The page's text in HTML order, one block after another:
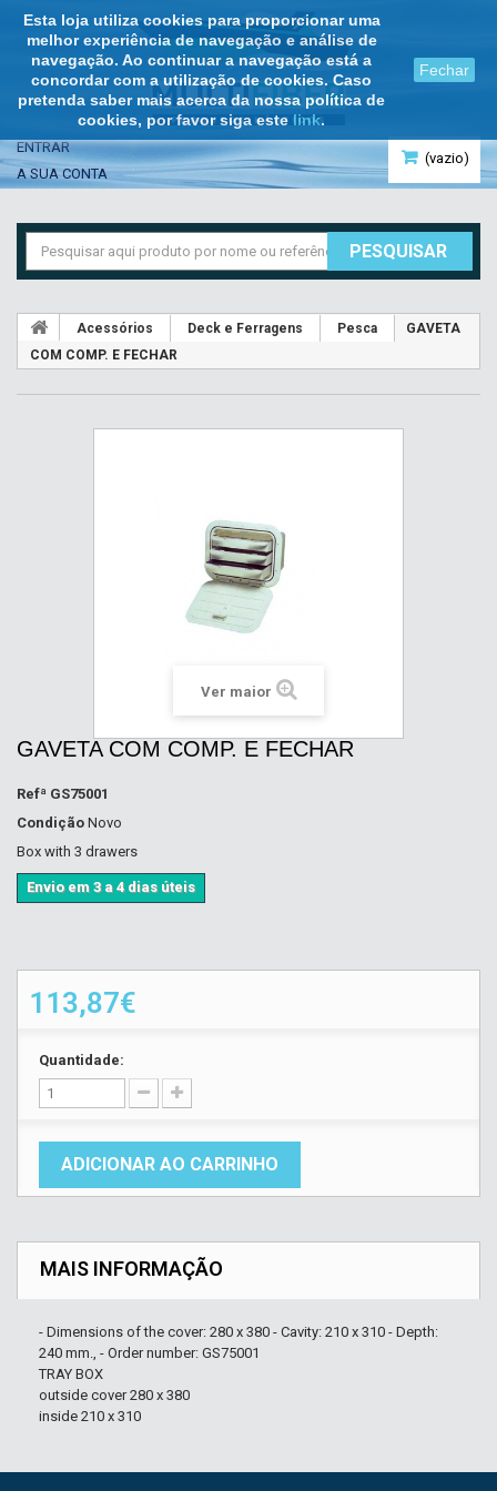
Esta loja utiliza cookies para proporcionar uma
melhor experiência de navegação e análise de
navegação. Ao continuar a navegação está a
concordar com a utilização de cookies. Caso
pretenda saber mais acerca da nossa política de
cookies, por favor siga este link.
Fechar
(vazio)
ENTRAR
A SUA CONTA
PESQUISAR
Acessórios Deck e Ferragens Pesca
GAVETA
COM COMP. E FECHAR
Ver maior
GAVETA COM COMP. E FECHAR
Refª GS75001
Condição Novo
Box with 3 drawers
Envio em 3 a 4 dias úteis
113,87€
Quantidade:
ADICIONAR AO CARRINHO
MAIS INFORMAÇÃO
- Dimensions of the cover: 280 x 380 - Cavity: 210 x 310 - Depth:
240 mm., - Order number: GS75001
TRAY BOX
outside cover 280 x 380
inside 210 x 310